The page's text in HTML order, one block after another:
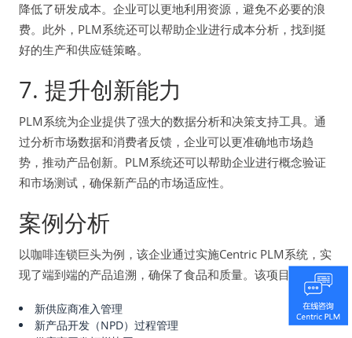
降低了研发成本。企业可以更地利用资源，避免不必要的浪
费。此外，PLM系统还可以帮助企业进行成本分析，找到挺
好的生产和供应链策略。
7. 提升创新能力
PLM系统为企业提供了强大的数据分析和决策支持工具。通
过分析市场数据和消费者反馈，企业可以更准确地市场趋
势，推动产品创新。PLM系统还可以帮助企业进行概念验证
和市场测试，确保新产品的市场适应性。
案例分析
以咖啡连锁巨头为例，该企业通过实施Centric PLM系统，实
现了端到端的产品追溯，确保了食品和质量。该项目包括：
新供应商准入管理
新产品开发（NPD）过程管理